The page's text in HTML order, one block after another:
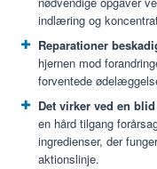
indlæring og
Reparationer
hjernen mod
forventede
Det virker ved en
en hård tilgang
ingredienser, der
aktionslinje.